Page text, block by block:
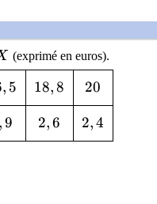
(exprimé en euros).
, 5 18,8
18,8 20
20
,9 2,6
2,6 2,4
2,4